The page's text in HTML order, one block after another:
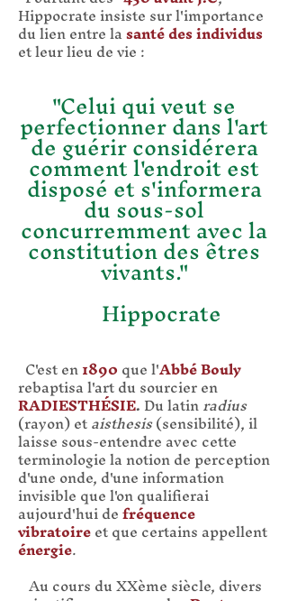
Hippocrate insiste sur l'importance
du lien entre lasantédesindividus
et leur lieu de vie :
"Celui qui veut se
perfectionner dans l'art
de guérir considérera
comment l'endroit est
disposé et s'informera
du sous-sol
concurremment avec la
constitution des êtres
vivants."
Hippocrate
C'est en1890que l'Abbé Bouly
rebaptisa l'art du sourcier en
RADIESTHÉSIE.Du latinradius
(rayon) etaisthesis(sensibilité), il
laisse sous-entendre avec cette
terminologie la notion de perception
d'une onde, d'une information
invisible que l'on qualifierai
aujourd'hui defréquence
vibratoireet que certains appellent
énergie.
Au cours du XXème siècle, divers